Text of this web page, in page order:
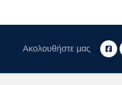
Ακολουθήστε μας